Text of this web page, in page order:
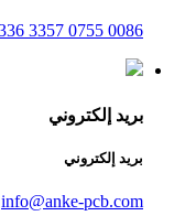
0086 0755 3357 2336
بريد إلكتروني
بريد إلكتروني
info@anke-pcb.com